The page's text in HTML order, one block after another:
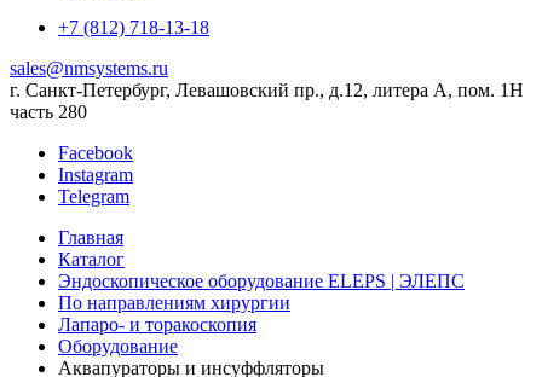
+7 (812) 718-13-18
sales@nmsystems.ru
г. Санкт-Петербург, Левашовский пр., д.12, литера А, пом. 1Н
часть 280
Facebook
Instagram
Telegram
Главная
Каталог
Эндоскопическое оборудование ELEPS | ЭЛЕПС
По направлениям хирургии
Лапаро- и торакоскопия
Оборудование
Аквапураторы и инсуффляторы